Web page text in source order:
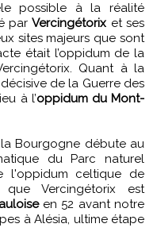
possible à la réalité
parVercingétorix et ses
sites majeurs que sont
était l’oppidum de la
Quant à la
de la Guerre des
à l’oppidum du Mont-
Bourgogne débute au
du Parc naturel
l'oppidum celtique de
Vercingétorix est
en 52 avant notre
à Alésia, ultime étape